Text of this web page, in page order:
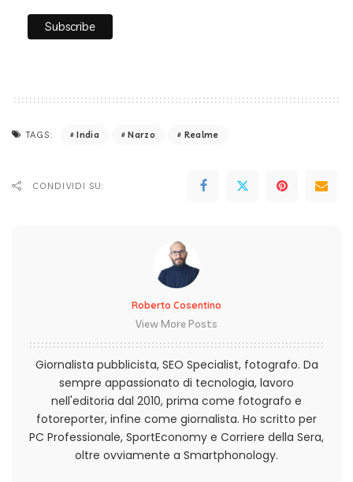
TAGS: India Narzo Realme
CONDIVIDI SU:
Roberto Cosentino
View More Posts
Giornalista pubblicista, SEO Specialist, fotografo. Da
sempre appassionato di tecnologia, lavoro
nell'editoria dal 2010, prima come fotografo e
fotoreporter, infine come giornalista. Ho scritto per
PC Professionale, SportEconomy e Corriere della Sera,
oltre ovviamente a Smartphonology.